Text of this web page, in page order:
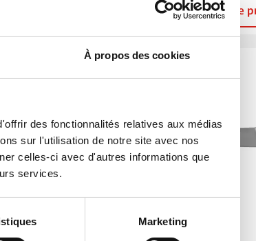
À propos des cookies
des fonctionnalités relatives aux médias
sur l'utilisation de notre site avec nos
celles-ci avec d'autres informations que
services.
Marketing
Voir le
032